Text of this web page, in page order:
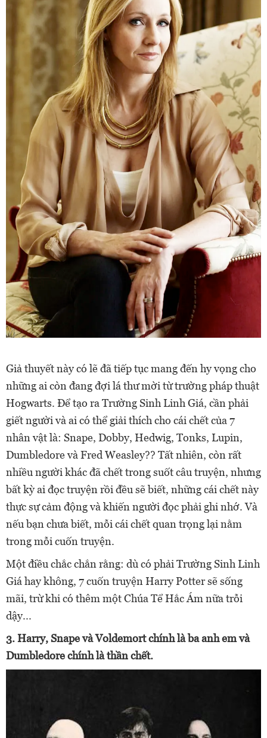
Giả thuyết này có lẽ đã tiếp tục mang đến hy vọng cho
những ai còn đang đợi lá thư mời từ trường pháp thuật
Hogwarts. Để tạo ra Trường Sinh Linh Giá, cần phải
giết người và ai có thể giải thích cho cái chết của 7
nhân vật là: Snape, Dobby, Hedwig, Tonks, Lupin,
Dumbledore và Fred Weasley?? Tất nhiên, còn rất
nhiều người khác đã chết trong suốt câu truyện, nhưng
bất kỳ ai đọc truyện rồi đều sẽ biết, những cái chết này
thực sự cảm động và khiến người đọc phải ghi nhớ. Và
nếu bạn chưa biết, mỗi cái chết quan trọng lại nằm
trong mỗi cuốn truyện.
Một điều chắc chắn rằng: dù có phải Trường Sinh Linh
Giá hay không, 7 cuốn truyện Harry Potter sẽ sống
mãi, trừ khi có thêm một Chúa Tể Hắc Ám nữa trỗi
dậy...
3. Harry, Snape và Voldemort chính là ba anh em và
Dumbledore chính là thần chết.